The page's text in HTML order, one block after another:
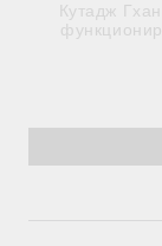
Кутадж